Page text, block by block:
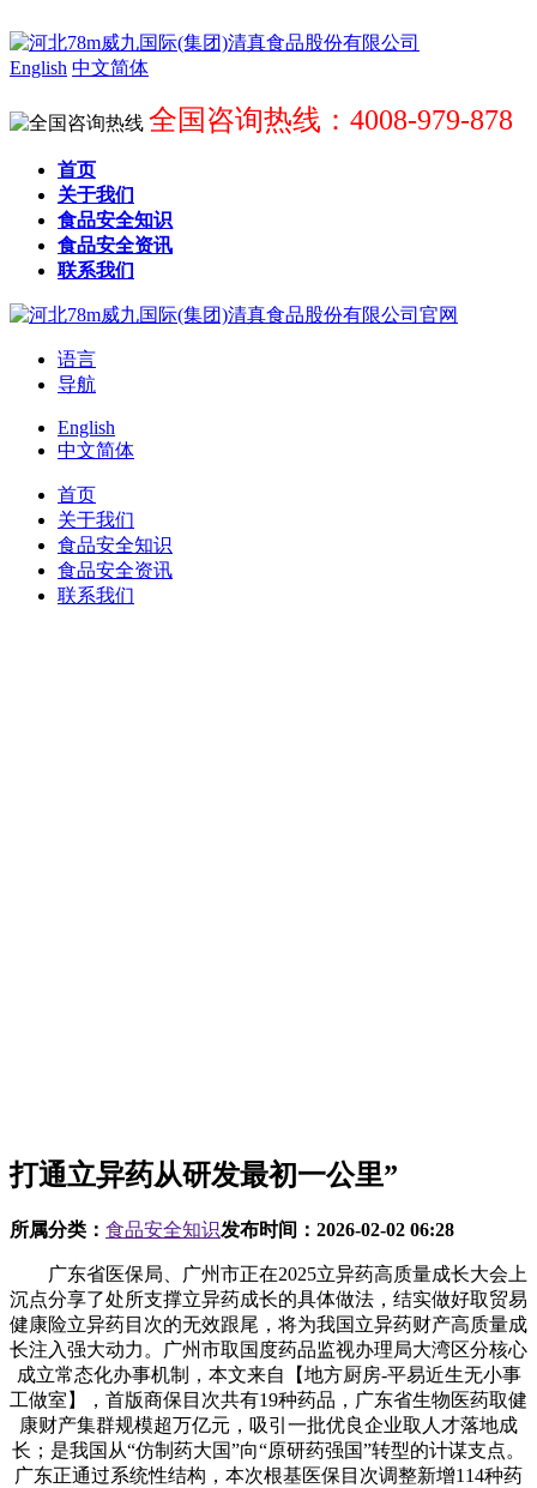
English 中文简体
全国咨询热线：4008-979-878
首页
关于我们
食品安全知识
食品安全资讯
联系我们
语言
导航
English
中文简体
首页
关于我们
食品安全知识
食品安全资讯
联系我们
打通立异药从研发最初一公里”
所属分类： 食品安全知识发布时间： 2026-02-02 06:28
广东省医保局、广州市正在2025立异药高质量成长大会上
沉点分享了处所支撑立异药成长的具体做法，结实做好取贸易
健康险立异药目次的无效跟尾，将为我国立异药财产高质量成
长注入强大动力。广州市取国度药品监视办理局大湾区分核心
成立常态化办事机制，本文来自【地方厨房-平易近生无小事
工做室】，首版商保目次共有19种药品，广东省生物医药取健
康财产集群规模超万亿元，吸引一批优良企业取人才落地成
长；是我国从“仿制药大国”向“原研药强国”转型的计谋支点。
广东正通过系统性结构，本次根基医保目次调整新增114种药